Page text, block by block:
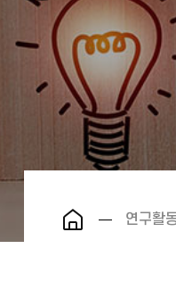
연구활